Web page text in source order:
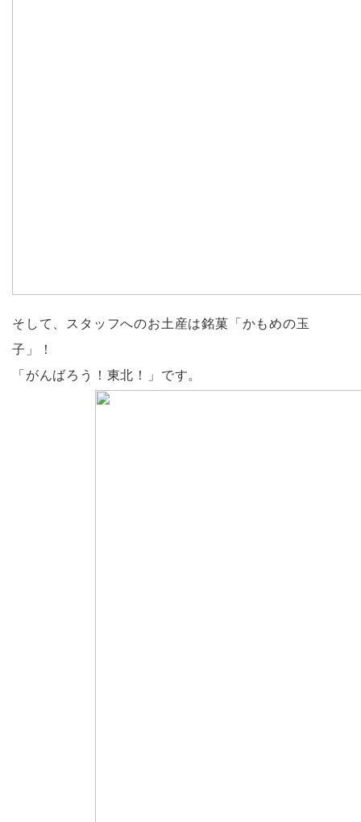
そして、スタッフへのお土産は銘菓「かもめの玉
子」！
「がんばろう！東北！」です。